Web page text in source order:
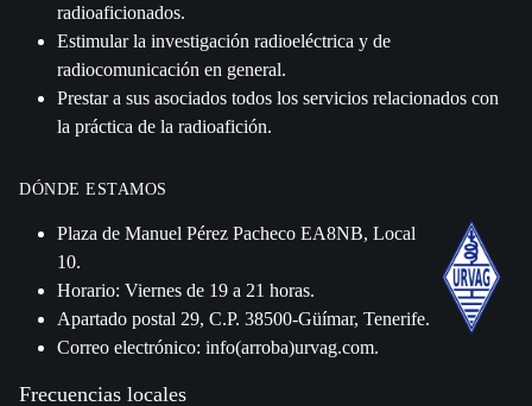
radioaficionados.
Estimular la investigación radioeléctrica y de
radiocomunicación en general.
Prestar a sus asociados todos los servicios relacionados con
la práctica de la radioafición.
DÓNDE ESTAMOS
Plaza de Manuel Pérez Pacheco EA8NB, Local
10.
Horario: Viernes de 19 a 21 horas.
Apartado postal 29, C.P. 38500-Güímar, Tenerife.
Correo electrónico: info(arroba)urvag.com.
Frecuencias locales